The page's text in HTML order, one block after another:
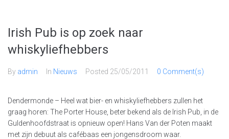
Irish Pub is op zoek naar
whiskyliefhebbers
By admin In Nieuws Posted 25/05/2011 0 Comment(s)
Dendermonde – Heel wat bier- en whiskyliefhebbers zullen het
graag horen: The Porter House, beter bekend als de Irish Pub, in de
Guldenhoofdstraat is opnieuw open! Hans Van der Poten maakt
met zijn debuut als cafébaas een jongensdroom waar.